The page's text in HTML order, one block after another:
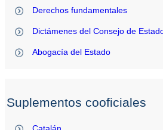
Derechos fundamentales
Dictámenes del Consejo de
Abogacía del Estado
Suplementos cooficiales